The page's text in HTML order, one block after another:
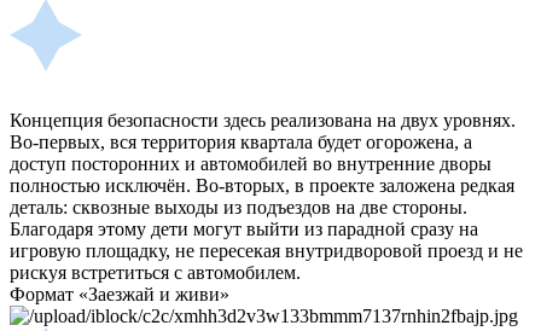
Концепция безопасности здесь реализована на двух уровнях.
Во-первых, вся территория квартала будет огорожена, а
доступ посторонних и автомобилей во внутренние дворы
полностью исключён. Во-вторых, в проекте заложена редкая
деталь: сквозные выходы из подъездов на две стороны.
Благодаря этому дети могут выйти из парадной сразу на
игровую площадку, не пересекая внутридворовой проезд и не
рискуя встретиться с автомобилем.
Формат «Заезжай и живи»